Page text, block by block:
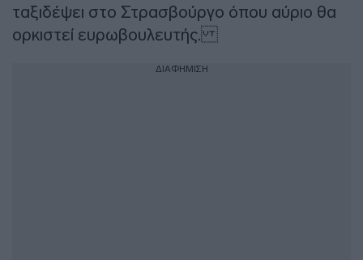
ταξιδέψει στο Στρασβούργο όπου αύριο θα
ορκιστεί ευρωβουλευτής.
ΔΙΑΦΗΜΙΣΗ